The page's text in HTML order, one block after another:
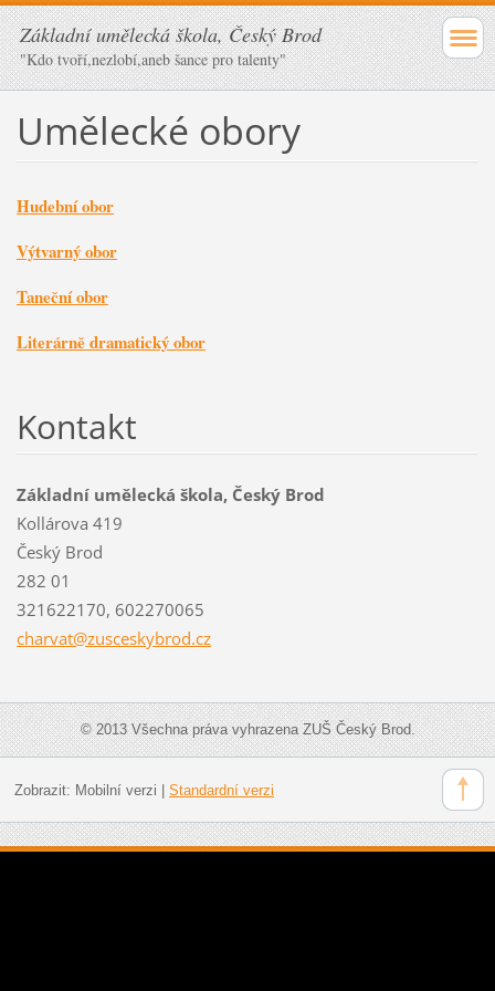
Základní umělecká škola, Český Brod
"Kdo tvoří,nezlobí,aneb šance pro talenty"
Umělecké obory
Hudební obor
Výtvarný obor
Taneční obor
Literárně dramatický obor
Kontakt
Základní umělecká škola, Český Brod
Kollárova 419
Český Brod
282 01
321622170, 602270065
charvat@zusceskybrod.cz
© 2013 Všechna práva vyhrazena ZUŠ Český Brod.
Zobrazit: Mobilní verzi Standardní verzi